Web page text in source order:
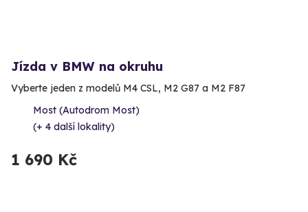
Jízda v BMW na okruhu
Vyberte jeden z modelů M4 CSL, M2 G87 a M2 F87
Most (Autodrom Most)
(+ 4 další lokality)
1 690 Kč